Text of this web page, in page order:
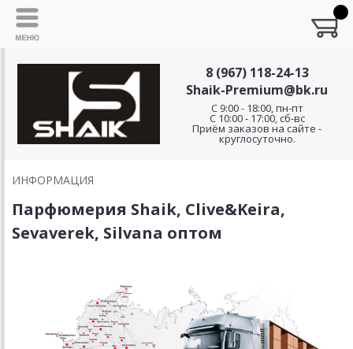
8 (967) 118-24-13
Shaik-Premium@bk.ru
C 9:00 - 18:00, пн-пт
С 10:00 - 17:00, сб-вс
Приём заказов на сайте -
круглосуточно.
ИНФОРМАЦИЯ
Парфюмерия Shaik, Clive&Keira,
Sevaverek, Silvana оптом